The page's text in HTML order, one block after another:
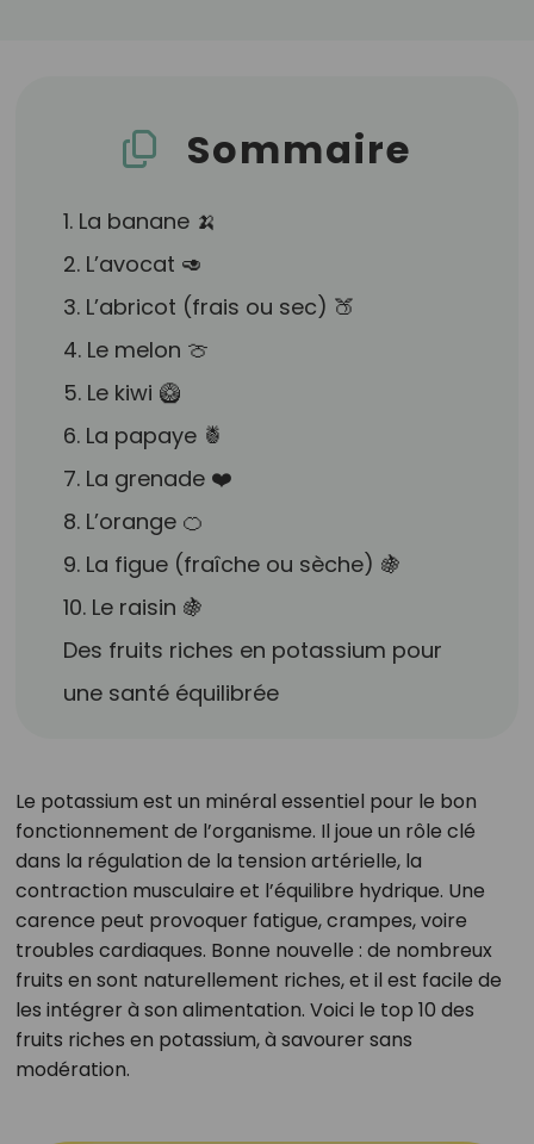
Sommaire
1. La banane 🍌
2. L’avocat 🥑
3. L’abricot (frais ou sec) 🍑
4. Le melon 🍈
5. Le kiwi 🥝
6. La papaye 🍍
7. La grenade ❤️
8. L’orange 🍊
9. La figue (fraîche ou sèche) 🍇
10. Le raisin 🍇
Des fruits riches en potassium pour
une santé équilibrée
Le potassium est un minéral essentiel pour le bon
fonctionnement de l’organisme. Il joue un rôle clé
dans la régulation de la tension artérielle, la
contraction musculaire et l’équilibre hydrique. Une
carence peut provoquer fatigue, crampes, voire
troubles cardiaques. Bonne nouvelle : de nombreux
fruits en sont naturellement riches, et il est facile de
les intégrer à son alimentation. Voici le top 10 des
fruits riches en potassium, à savourer sans
modération.